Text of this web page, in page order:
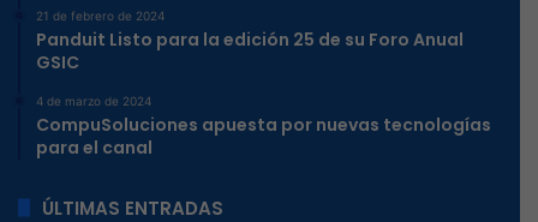
21 de febrero de 2024
Panduit Listo para la edición 25 de su Foro Anual
GSIC
4 de marzo de 2024
CompuSoluciones apuesta por nuevas tecnologías
para el canal
ÚLTIMAS ENTRADAS